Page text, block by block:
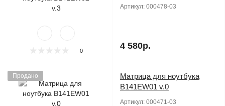
0
Артикул: 000478-03
4 580р.
Продано
Матрица для ноутбука
B141EW01 v.0
Артикул: 000471-03